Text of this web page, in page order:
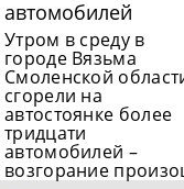
Утром в среду в
городе Вязьма
Смоленской
сгорели на
автостоянке более
тридцати
автомобилей –
возгорание